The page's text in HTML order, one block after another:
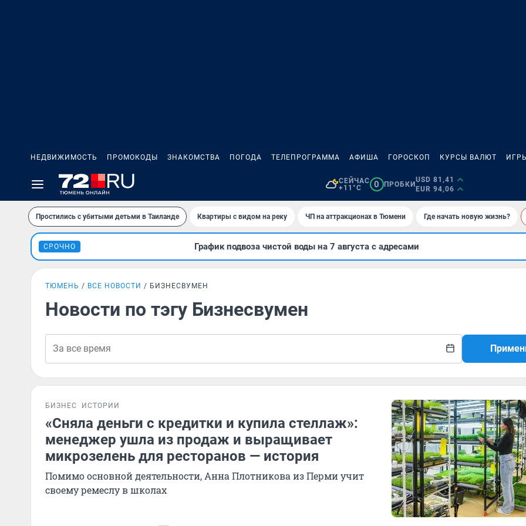
НЕДВИЖИМОСТЬ ПРОМОКОДЫ ЗНАКОМСТВА ПОГОДА ТЕЛЕПРОГРАММА АФИША ГОРОСКОП КУРСЫ ВАЛЮТ
СЕЙЧАС
+11°C
0 ПРОБКИ
USD 81,41
EUR 94,06
Простились с убитыми детьми в Таиланде Квартиры с видом на реку ЧП на аттракционах в Тюмени Где начать новую жизнь?
СРОЧНО График подвоза чистой воды на 7 августа с адресами
ТЮМЕНЬ ВСЕ НОВОСТИ БИЗНЕСВУМЕН
Новости по тэгу Бизнесвумен
БИЗНЕС ИСТОРИИ
«Сняла деньги с кредитки и купила стеллаж»:
менеджер ушла из продаж и выращивает
микрозелень для ресторанов — история
Помимо основной деятельности, Анна Плотникова из Перми учит
своему ремеслу в школах